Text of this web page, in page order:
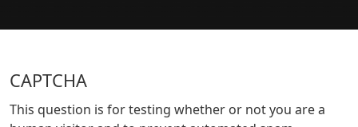
CAPTCHA
This question is for testing whether or not you are a